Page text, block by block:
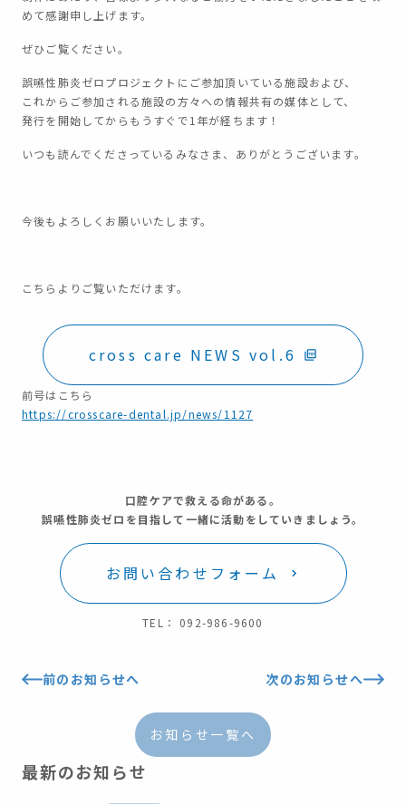
めて感謝申し上げます。
ぜひご覧ください。
誤嚥性肺炎ゼロプロジェクトにご参加頂いている施設および、
これからご参加される施設の方々への情報共有の媒体として、
発行を開始してからもうすぐで1年が経ちます！
いつも読んでくださっているみなさま、ありがとうございます。
今後もよろしくお願いいたします。
こちらよりご覧いただけます。
cross care NEWS vol.6
前号はこちら
https://crosscare-dental.jp/news/1127
口腔ケアで救える命がある。
誤嚥性肺炎ゼロを目指して一緒に活動をしていきましょう。
お問い合わせフォーム
TEL： 092-986-9600
前のお知らせへ 次のお知らせへ
お知らせ一覧へ
最新のお知らせ